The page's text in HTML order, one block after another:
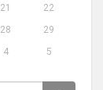
21
22
28
29
4 5